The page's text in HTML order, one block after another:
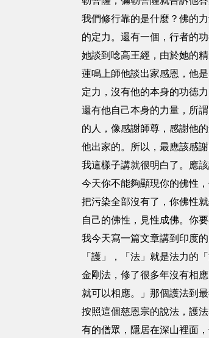
我們修行靠的是什麼？佛的
的定力。還有一個，行者的
她談到唸高王經，由於她的
蓮鳴上師他談出家感恩，他
定力，沒有他的本身的功德
還有他自己本身的力量，所
的人，像感謝師尊，感謝他
他出家的。所以，最應該感
我這樣子講就很明白了。應
今天你不能夠顯現你的佛性
把污染全部沒有了，你佛性
自己的佛性，見性成佛。你
我今天寫一篇文章講到印度
「護」，「法」就是法力的
金剛法，修了很多年沒有相
就可以相應。」那個護法到
按照這個慈恩宗的說法，護
有的僧眾，隱居在深山裡面